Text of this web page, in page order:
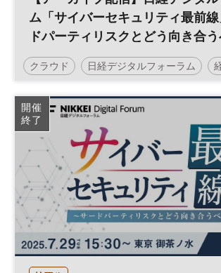
ム「サイバーセキュリティ最前
ドパーティリスクとどう向き合
クラウド 日経デジタルフォーラム
サイバーセキュリティ
参加無料
開催
終了